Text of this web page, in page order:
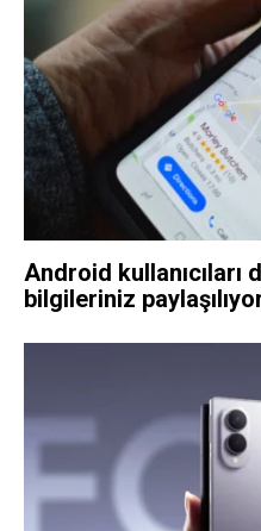
Android kullanıcıları
bilgileriniz